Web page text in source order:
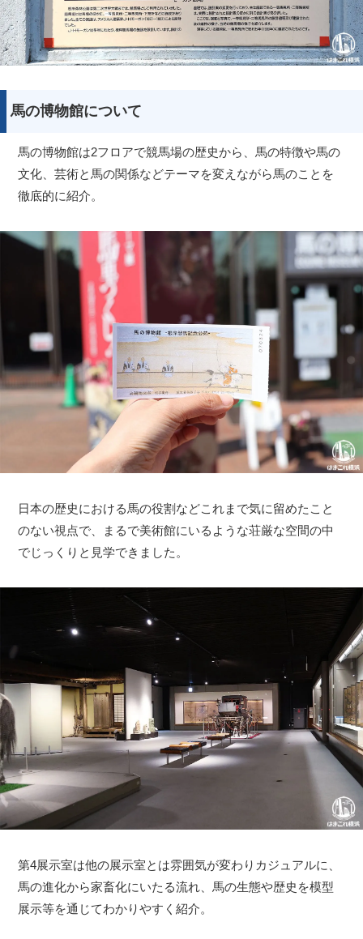
馬の博物館について
馬の博物館は2フロアで競馬場の歴史から、馬の特徴や馬の
文化、芸術と馬の関係などテーマを変えながら馬のことを
徹底的に紹介。
日本の歴史における馬の役割などこれまで気に留めたこと
のない視点で、まるで美術館にいるような荘厳な空間の中
でじっくりと見学できました。
第4展示室は他の展示室とは雰囲気が変わりカジュアルに、
馬の進化から家畜化にいたる流れ、馬の生態や歴史を模型
展示等を通じてわかりやすく紹介。